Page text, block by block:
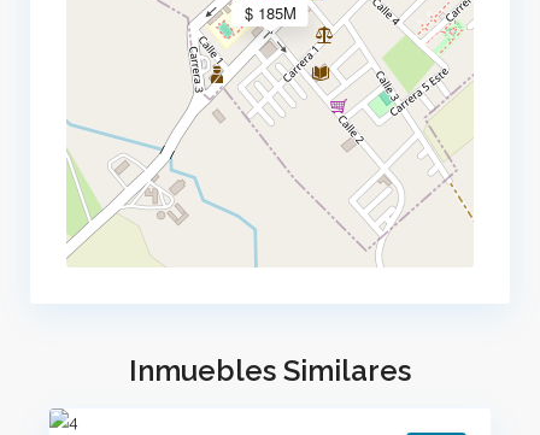
$ 185M
Inmuebles Similares